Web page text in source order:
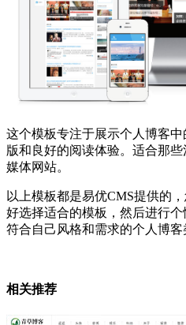
这个模板专注于展示个人博客
版和良好的阅读体验。适合那
媒体网站。
以上模板都是易优CMS提供的
好选择适合的模板，然后进行
符合自己风格和需求的个人博客
相关推荐